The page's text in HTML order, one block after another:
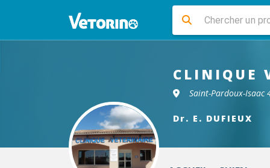
CLINIQUE
Saint-Pardoux-Isaac
Dr. E. DUFIEUX